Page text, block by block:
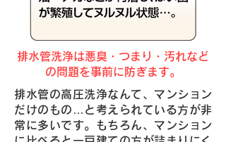
排水管洗浄は悪臭・つまり・汚れなど
の問題を事前に防ぎます。
排水管の高圧洗浄なんて、マンション
だけのもの…と考えられている方が非
常に多いです。もちろん、マンション